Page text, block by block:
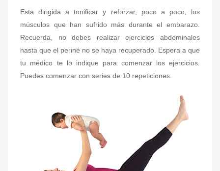
Esta dirigida a tonificar y reforzar, poco a poco, los
músculos que han sufrido más durante el embarazo.
Recuerda, no debes realizar ejercicios abdominales
hasta que el periné no se haya recuperado. Espera a que
tu médico te lo indique para comenzar los ejercicios.
Puedes comenzar con series de 10 repeticiones.